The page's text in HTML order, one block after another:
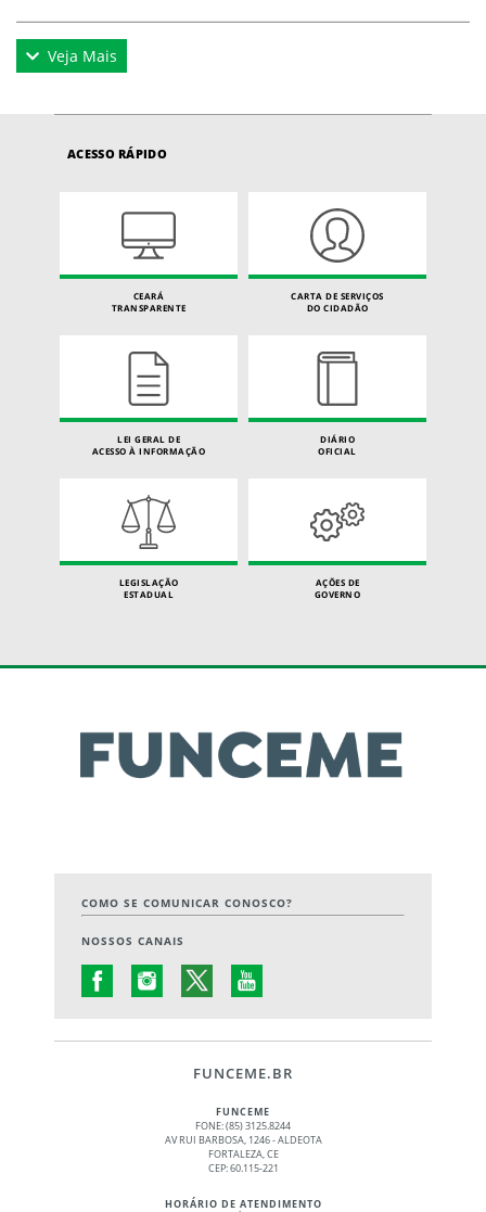
Veja Mais
ACESSO RÁPIDO
CEARÁ
TRANSPARENTE
CARTA DE SERVIÇOS
DO CIDADÃO
LEI GERAL DE
ACESSO À INFORMAÇÃO
DIÁRIO
OFICIAL
LEGISLAÇÃO
ESTADUAL
AÇÕES DE
GOVERNO
COMO SE COMUNICAR CONOSCO?
NOSSOS CANAIS
FUNCEME.BR
FUNCEME
FONE: (85) 3125.8244
AV RUI BARBOSA, 1246 - ALDEOTA
FORTALEZA, CE
CEP: 60.115-221
HORÁRIO DE ATENDIMENTO